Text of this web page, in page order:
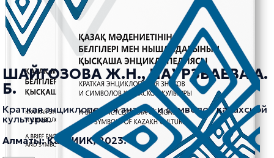
ШАЙГОЗОВА Ж.Н., НАУРЗБАЕВА А.
Б.
Краткая энциклопедия знаков и символов казахской
культуры.
Алматы: КазНИИК, 2023.